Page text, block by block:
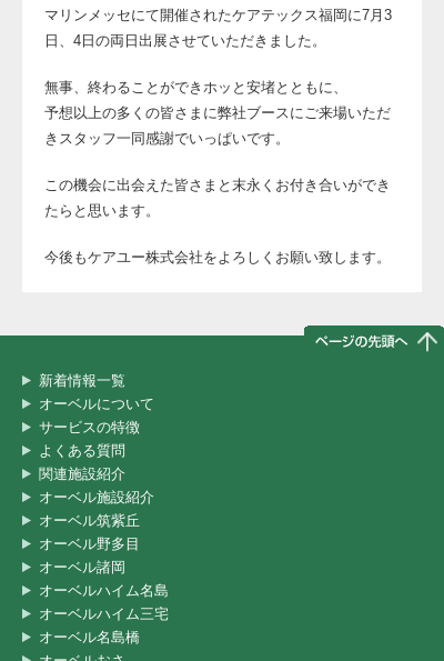
マリンメッセにて開催されたケアテックス福岡に7月3
日、4日の両日出展させていただきました。
無事、終わることができホッと安堵とともに、
予想以上の多くの皆さまに弊社ブースにご来場いただ
きスタッフ一同感謝でいっぱいです。
この機会に出会えた皆さまと末永くお付き合いができ
たらと思います。
今後もケアユー株式会社をよろしくお願い致します。
新着情報一覧
オーベルについて
サービスの特徴
よくある質問
関連施設紹介
オーベル施設紹介
オーベル筑紫丘
オーベル野多目
オーベル諸岡
オーベルハイム名島
オーベルハイム三宅
オーベル名島橋